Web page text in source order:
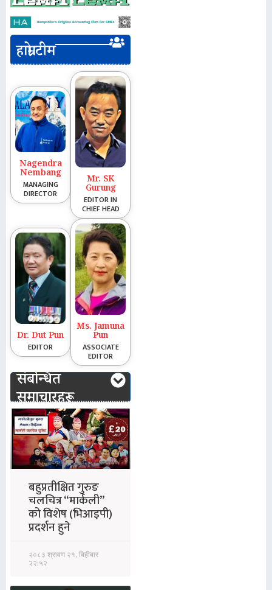
हाम्रो टीम
Nagendra
Nembang
MANAGING
DIRECTOR
Mr. SK
Gurung
EDITOR IN
CHIEF HEAD
Dr. Dut Pun
EDITOR
Ms. Jamuna
Pun
ASSOCIATE
EDITOR
संबन्धित
समाचारहरू
बहुप्रतीक्षित गुरुङ
चलचित्र “मार्कली”
को विशेष (भिआइपी)
प्रदर्शन हुने
२०८३ श्रावण २१, बिहीबार
२२:५२